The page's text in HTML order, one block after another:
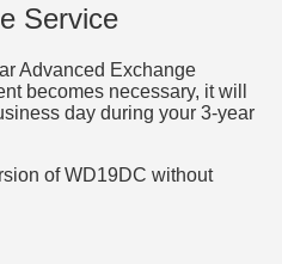
Service
Advanced Exchange
becomes necessary, it will
day during your 3-year
of WD19DC without